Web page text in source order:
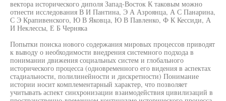
вектора исторического диполя Запад-Восток К таковым можно
отнести исследования В И Пантина, Э А Азроянца, А С Панарина,
С Э Крапивенского, Ю В Яковца, Ю В Павленко, Ф К Кессиди, А
И Неклессы, Е Б Черняка
Попытки поиска нового содержания мировых процессов приводят
к выводу о необходимости внедрения системного подхода в
понимании движения социальных систем и глобального
исторического процесса (одновременного его видения в аспектах
стадиальности, полилинейности и дискретности) Понимание
истории носит комплементарный характер, что позволяет
учитывать аспект синхронизации взаимодействия цивилизаций в